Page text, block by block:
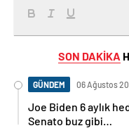
SON DAKİKA
GÜNDEM 06 Ağustos
Joe Biden 6 aylık
Senato buz gibi…